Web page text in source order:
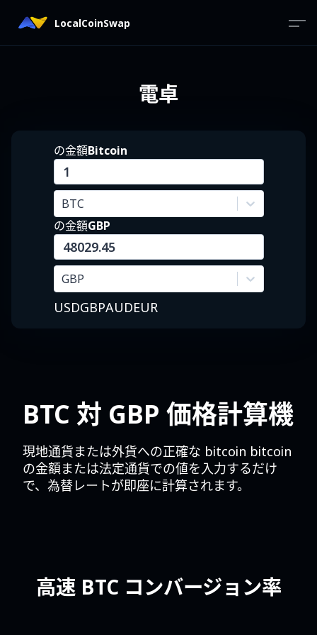
LocalCoinSwap
BTC 対 GBP 価格計算機
現地通貨または外貨への正確な bitcoin bitcoin
の金額または法定通貨での値を入力するだけ
で、為替レートが即座に計算されます。
電卓
の金額Bitcoin
BTC
の金額GBP
GBP
USDGBPAUDEUR
高速 BTC コンバージョン率